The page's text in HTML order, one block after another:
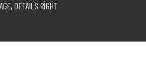
DETAILS RIGHT